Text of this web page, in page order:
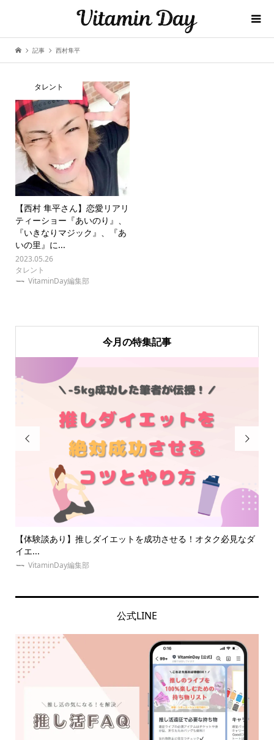
記事 西村隼平
タレント
【西村 隼平さん】恋愛リアリ
ティーショー『あいのり』、
『いきなりマジック』、『あ
いの里』に...
2023.05.26
タレント
VitaminDay編集部
今月の特集記事

【体験談あり】推しダイエットを成功させる！オタク必見なダ
イエ...
VitaminDay編集部

公式LINE